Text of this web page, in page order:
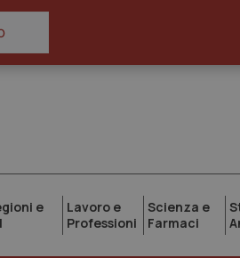
e
Lavoro e
Professioni
Scienza e
Farmaci